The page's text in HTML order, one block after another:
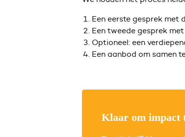
Een eerste gesprek met
Een tweede gesprek
Optioneel: een
Een aanbod om samen
Klaar om impact